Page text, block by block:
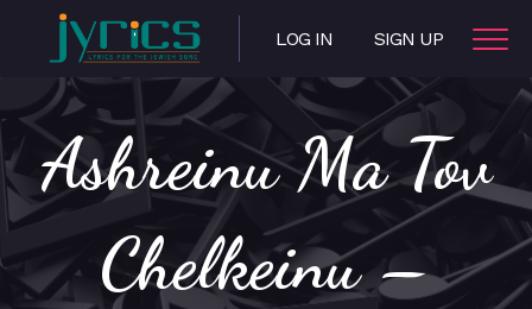
LOG IN SIGN UP
Ashreinu Ma Tov
Chelkeinu –